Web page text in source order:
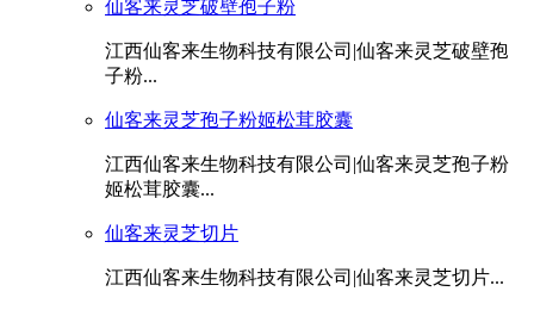
仙客来灵芝破壁孢子粉
江西仙客来生物科技有限公司|仙客来灵芝破壁孢
子粉...
仙客来灵芝孢子粉姬松茸胶囊
江西仙客来生物科技有限公司|仙客来灵芝孢子粉
姬松茸胶囊...
仙客来灵芝切片
江西仙客来生物科技有限公司|仙客来灵芝切片...